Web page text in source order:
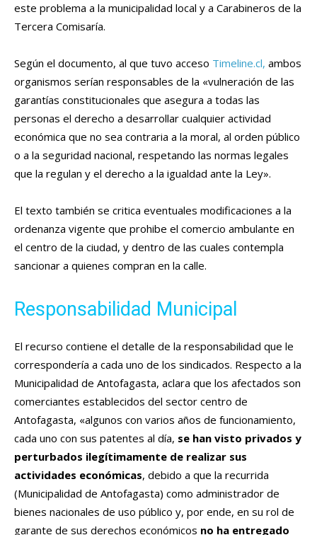
este problema a la municipalidad local y a Carabineros de la
Tercera Comisaría.
Según el documento, al que tuvo acceso Timeline.cl, ambos
organismos serían responsables de la «vulneración de las
garantías constitucionales que asegura a todas las
personas el derecho a desarrollar cualquier actividad
económica que no sea contraria a la moral, al orden público
o a la seguridad nacional, respetando las normas legales
que la regulan y el derecho a la igualdad ante la Ley».
El texto también se critica eventuales modificaciones a la
ordenanza vigente que prohibe el comercio ambulante en
el centro de la ciudad, y dentro de las cuales contempla
sancionar a quienes compran en la calle.
Responsabilidad Municipal
El recurso contiene el detalle de la responsabilidad que le
correspondería a cada uno de los sindicados. Respecto a la
Municipalidad de Antofagasta, aclara que los afectados son
comerciantes establecidos del sector centro de
Antofagasta, «algunos con varios años de funcionamiento,
cada uno con sus patentes al día, se han visto privados y
perturbados ilegítimamente de realizar sus
actividades económicas, debido a que la recurrida
(Municipalidad de Antofagasta) como administrador de
bienes nacionales de uso público y, por ende, en su rol de
garante de sus derechos económicos no ha entregado